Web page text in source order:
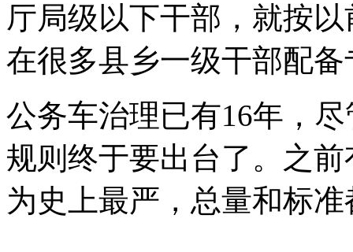
厅局级以下干部，就按
在很多县乡一级干部配
公务车治理已有16年，
规则终于要出台了。之
为史上最严，总量和标